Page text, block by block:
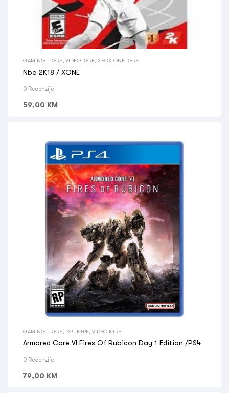
GAMING I IGRE VIDEO IGRE XBOX ONE IGRE
Nba 2K18 / XONE
0 Recenzija
59,00 KM
GAMING I IGRE PS4 IGRE VIDEO IGRE
Armored Core VI Fires Of Rubicon Day 1 Edition /PS4
0 Recenzija
79,00 KM